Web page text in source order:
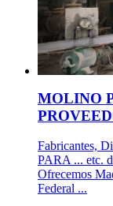
MOLINO
Fabricantes,
PARA ... etc.
Ofrecemos
Federal ...